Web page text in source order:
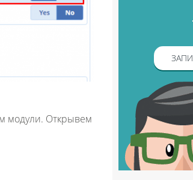
модули. Открывем